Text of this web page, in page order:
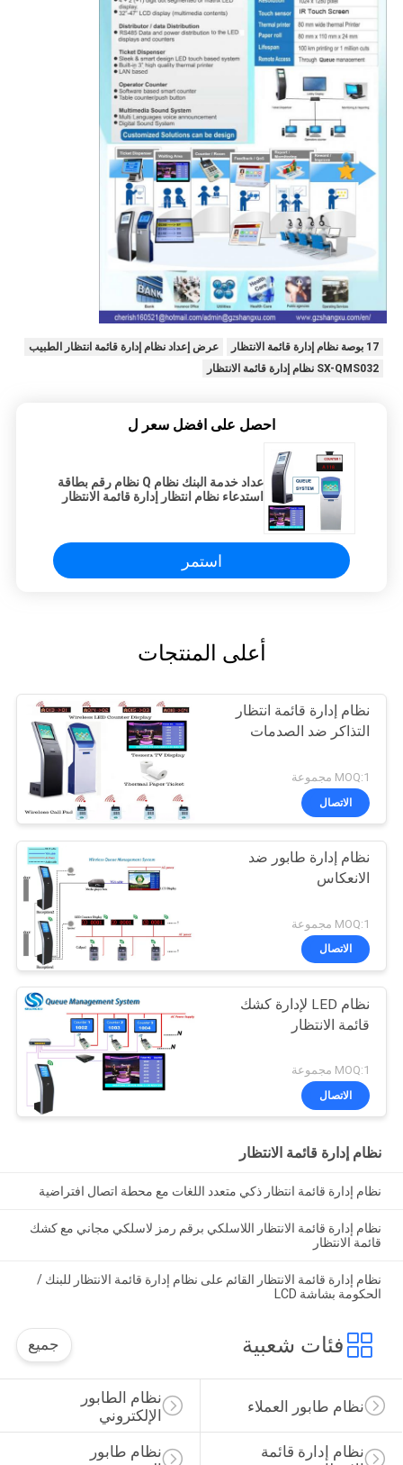
17 بوصة نظام إدارة قائمة الانتظار
عرض إعداد نظام إدارة قائمة انتظار الطبيب
SX-QMS032 نظام إدارة قائمة الانتظار
احصل على افضل سعر ل
عداد خدمة البنك نظام Q نظام رقم بطاقة
استدعاء نظام انتظار إدارة قائمة الانتظار
استمر
أعلى المنتجات
نظام إدارة قائمة انتظار
التذاكر ضد الصدمات
MOQ:1 مجموعة
الاتصال
نظام إدارة طابور ضد
الانعكاس
MOQ:1 مجموعة
الاتصال
نظام LED لإدارة كشك
قائمة الانتظار
MOQ:1 مجموعة
الاتصال
نظام إدارة قائمة الانتظار
نظام إدارة قائمة انتظار ذكي متعدد اللغات مع محطة اتصال افتراضية
نظام إدارة قائمة الانتظار اللاسلكي برقم رمز لاسلكي مجاني مع كشك
قائمة الانتظار
نظام إدارة قائمة الانتظار القائم على نظام إدارة قائمة الانتظار للبنك /
الحكومة بشاشة LCD
فئات شعبية جميع
نظام الطابور
الإلكتروني
نظام طابور العملاء
نظام طابور
نظام إدارة قائمة